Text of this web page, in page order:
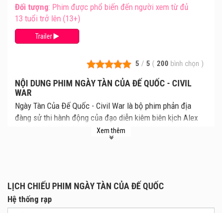
5 / 5 ( 200 bình chọn )
NỘI DUNG PHIM NGÀY TÀN CỦA ĐẾ QUỐC - CIVIL
WAR
Ngày Tàn Của Đế Quốc - Civil War là bộ phim phản địa
đàng sử thi hành động của đạo diễn kiêm biên kịch Alex
Garland, lấy bối cảnh ở giai đoạn cuộc Nội chiến Hoa Kỳ
lần thứ hai. Cùng xem lịch chiếu Ngày Tàn Của Đế Quốc
Bộ phim Ngày Tàn Của Đế Quốc xoay quanh cuộc hành
trình xuyên nước Mỹ của các nhà báo ở giai đoạn cuộc Nội
Xem thêm
Đối tượng: Phim được phổ biến đến người xem từ đủ
13 tuổi trở lên (13+)
Trailer
LỊCH CHIẾU PHIM NGÀY TÀN CỦA ĐẾ QUỐC
Hệ thống rạp